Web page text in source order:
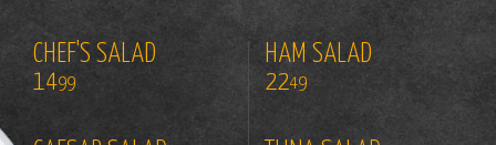
CHEF'S SALAD
1499
HAM SALAD
2249